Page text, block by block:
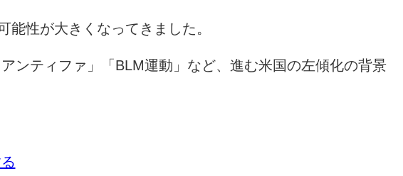
性が大きくなってきました。
ンティファ」「BLM運動」など、進む米国の左傾化の背景